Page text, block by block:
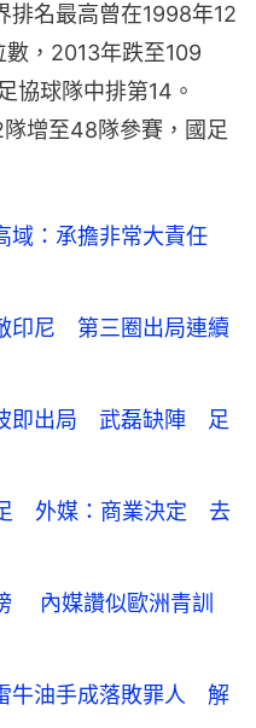
排名最高曾在1998年12
，2013年跌至109
協球隊中排第14。
增至48隊參賽，國足
域：承擔非常大責任
印尼 第三圈出局連續
即出局 武磊缺陣 足
足 外媒：商業決定 去
榜 內媒讚似歐洲青訓
牛油手成落敗罪人 解